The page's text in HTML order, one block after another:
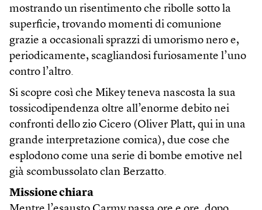
mostrando un risentimento che ribolle sotto la
superficie, trovando momenti di comunione
grazie a occasionali sprazzi di umorismo nero e,
periodicamente, scagliandosi furiosamente l’uno
contro l’altro.
Si scopre così che Mikey teneva nascosta la sua
tossicodipendenza oltre all’enorme debito nei
confronti dello zio Cicero (Oliver Platt, qui in una
grande interpretazione comica), due cose che
esplodono come una serie di bombe emotive nel
già scombussolato clan Berzatto.
Missione chiara